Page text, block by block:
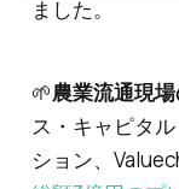
ました。
🌱農業流通現
ス・キャピタ
ション、